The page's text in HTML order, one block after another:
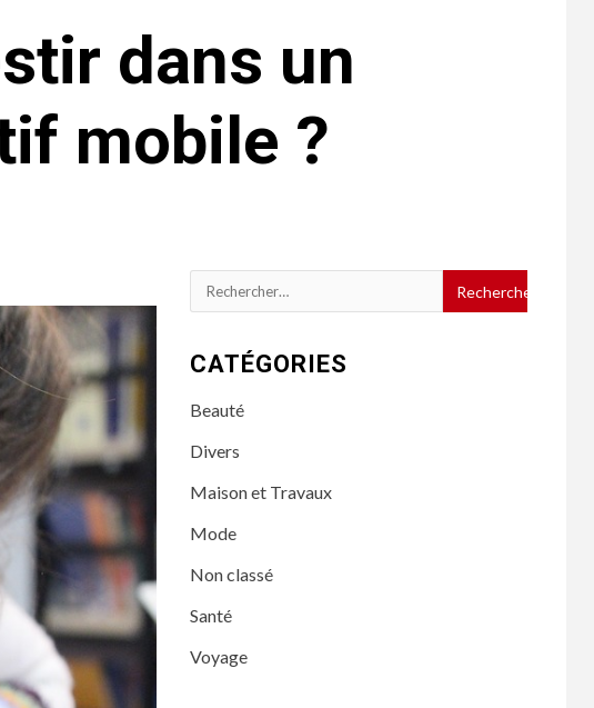
dans un
mobile ?
Rechercher :
CATÉGORIES
Beauté
Divers
Maison et Travaux
Mode
Non classé
Santé
Voyage